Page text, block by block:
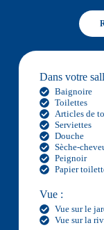
Dans votre
Baignoire
Toilettes
Articles de
Serviettes
Douche
Sèche-
Peignoir
Papier
Vue :
Vue sur le
Vue sur la